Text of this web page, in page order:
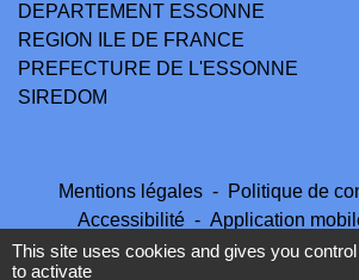
DEPARTEMENT ESSONNE
REGION ILE DE FRANCE
PREFECTURE DE L'ESSONNE
SIREDOM
Mentions légales - Politique de
Accessibilité - Application
Plan du site - Gestion des
This site uses cookies and gives you
to activate